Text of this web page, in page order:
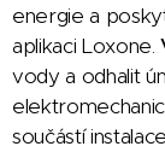
energie a
aplikaci Loxone.
vody a odhalit
součástí